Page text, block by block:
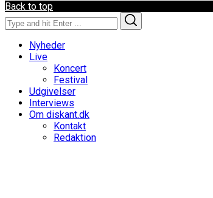
Back to top
Search
for:
Nyheder
Live
Koncert
Festival
Udgivelser
Interviews
Om diskant.dk
Kontakt
Redaktion